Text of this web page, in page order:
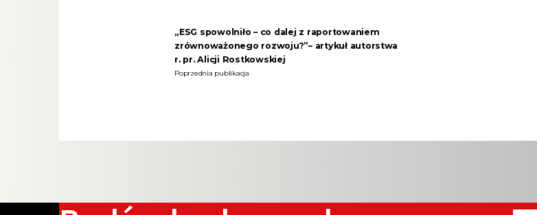
„ESG spowolniło – co dalej z raportowaniem
zrównoważonego rozwoju?”– artykuł autorstwa
r. pr. Alicji Rostkowskiej
Poprzednia publikacja